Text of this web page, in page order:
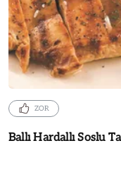
ZOR
Ballı Hardallı Soslu